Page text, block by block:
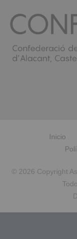
Inicio
© 2026 Copyright